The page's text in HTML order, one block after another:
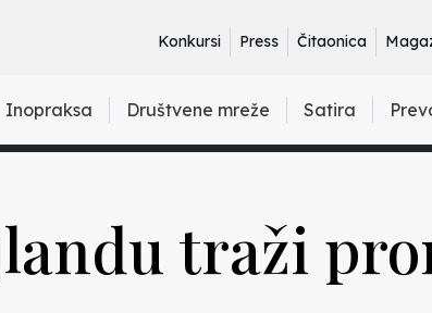
Konkursi Press Čitaonica
Inopraksa Društvene mreže Satira
traži